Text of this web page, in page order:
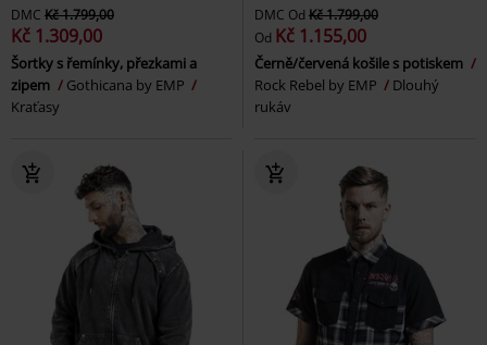
DMC Kč 1.799,00
Kč 1.309,00
Šortky s řemínky, přezkami a
zipem
Gothicana by EMP
Kraťasy
DMC Od Kč 1.799,00
Od Kč 1.155,00
Černě/červená košile s potiskem
Rock Rebel by EMP
Dlouhý
rukáv